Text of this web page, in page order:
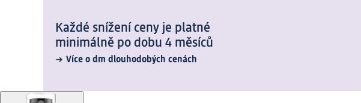
Každé snížení ceny je platné
minimálně po dobu 4 měsíců
Více o dm dlouhodobých cenách